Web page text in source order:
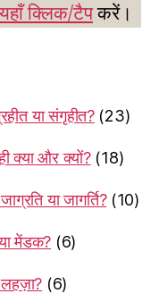
यहाँ क्लिक/टैपकरें।
या संगृहीत? (23)
क्या और क्यों? (18)
या जागर्ति? (10)
मेंडक? (6)
(6)